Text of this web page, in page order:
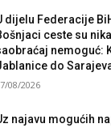
dijelu Federacije
ceste su
nemoguć:
do
08/2026
najavu mogućih